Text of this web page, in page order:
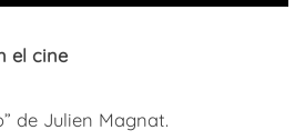
el cine
de Julien Magnat.